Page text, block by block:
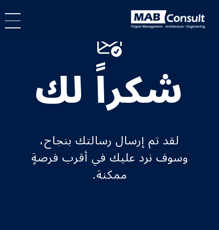
Skip to main content
شكراً لك
لقد تم إرسال رسالتك بنجاح،
وسوف نرد عليك في أقرب فرصةٍ
ممكنة.